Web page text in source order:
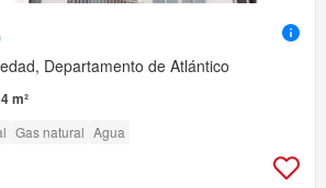
Departamento de Atlántico
m²
Gas natural Agua